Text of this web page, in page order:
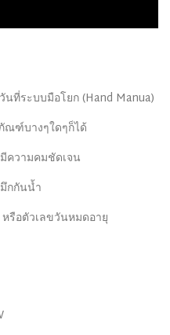
ที่ระบบมือโยก (Hand Manua)
ฑ์บางๆใดๆก็ได้
ความคมชัดเจน
กกันน้ำ
รือตัวเลขวันหมดอายุ